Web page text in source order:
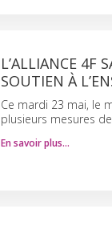
L’ALLIANCE 4F
SOUTIEN À
Ce mardi 23 mai, le
plusieurs mesures
En savoir plus…